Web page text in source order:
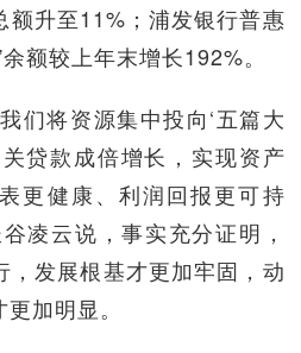
额升至11%；浦发银行普惠
额较上年末增长192%。
将资源集中投向‘五篇大
贷款成倍增长，实现资产
更健康、利润回报更可持
凌云说，事实充分证明，
，发展根基才更加牢固，动
加明显。